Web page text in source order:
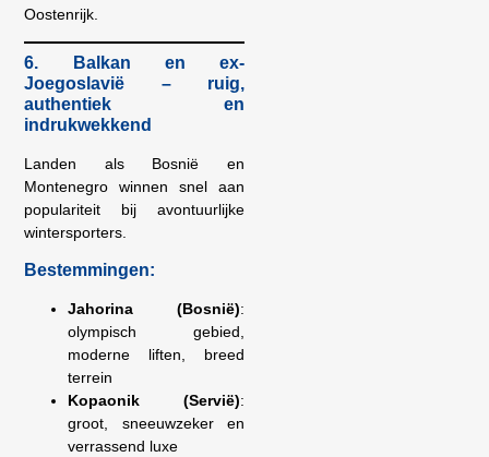
Oostenrijk.
6. Balkan en ex-
Joegoslavië – ruig,
authentiek en
indrukwekkend
Landen als Bosnië en
Montenegro winnen snel aan
populariteit bij avontuurlijke
wintersporters.
Bestemmingen:
Jahorina (Bosnië):
olympisch gebied,
moderne liften, breed
terrein
Kopaonik (Servië):
groot, sneeuwzeker en
verrassend luxe